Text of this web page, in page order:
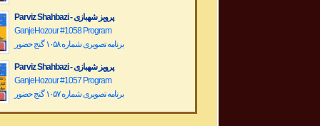
Parviz Shahbazi - پرویز شهبازی
GanjeHozour #1058 Program
برنامه تصویری شماره ۱۰۵۸ گنج حضور
Parviz Shahbazi - پرویز شهبازی
GanjeHozour #1057 Program
برنامه تصویری شماره ۱۰۵۷ گنج حضور
Parviz Shahbazi - پرویز شهبازی